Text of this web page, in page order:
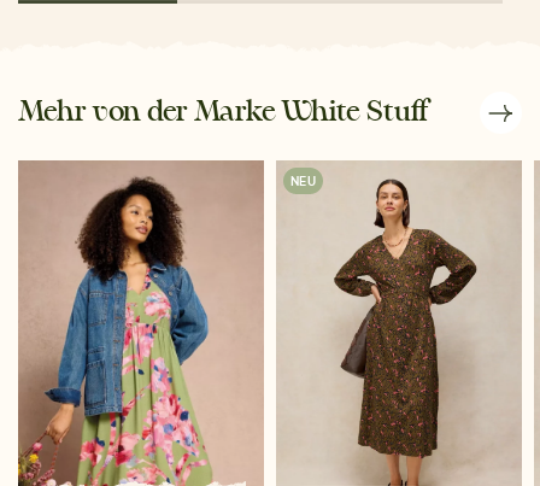
Mehr von der Marke White Stuff
NEU